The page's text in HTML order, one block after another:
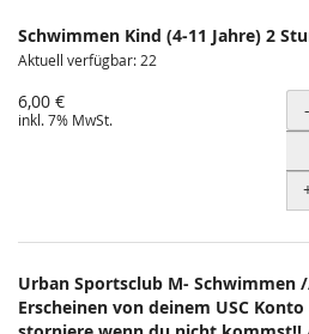
Schwimmen Kind (4-11 Jahre) 2
Aktuell verfügbar: 22
6,00 €
inkl. 7% MwSt. -
Urban Sportsclub M- Schwimmen
Erscheinen von deinem USC